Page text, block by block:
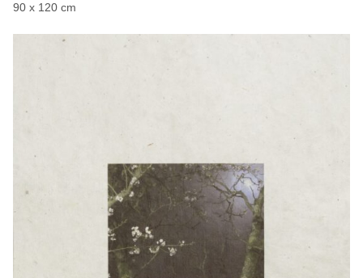
90 x 120 cm